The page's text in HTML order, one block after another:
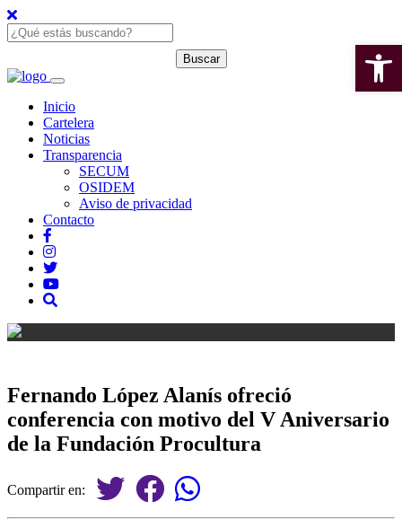
Inicio
Cartelera
Noticias
Transparencia
SECUM
OSIDEM
Aviso de privacidad
Contacto
Fernando López Alanís ofreció
conferencia con motivo del V Aniversario
de la Fundación Procultura
Compartir en: